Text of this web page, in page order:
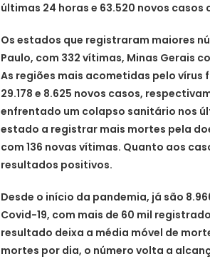
últimas 24 horas e 63.520 novos casos
Os estados que registraram maiores
Paulo, com 332 vítimas, Minas Gerais
As regiões mais acometidas pelo vírus
29.178 e 8.625 novos casos,
enfrentado um colapso sanitário nos
estado a registrar mais mortes pela
com 136 novas vítimas. Quanto aos
resultados positivos.
Desde o início da pandemia, já são
Covid-19, com mais de 60 mil
resultado deixa a média móvel de
mortes por dia, o número volta a